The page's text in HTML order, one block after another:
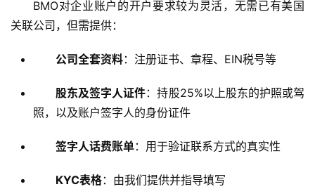
BMO对企业账户的开户要求较为灵活，无需已有美国
关联公司，但需提供：
公司全套资料：注册证书、章程、EIN税号等
股东及签字人证件：持股25%以上股东的护照或驾
照，以及账户签字人的身份证件
签字人话费账单：用于验证联系方式的真实性
KYC表格：由我们提供并指导填写